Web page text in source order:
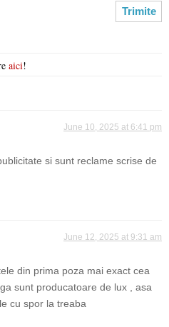
aici!
June 10, 2025 at 6:41 pm
si sunt reclame scrise de
June 12, 2025 at 9:31 am
din prima poza mai exact cea
sunt producatoare de lux , asa
cu spor la treaba